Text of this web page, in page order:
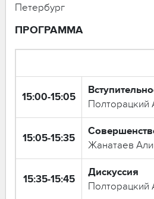
Петербург
ПРОГРАММА
15:00-15:05
Полторацкий
15:05-15:35
Жанатаев
15:35-15:45
Дискуссия
Полторацкий